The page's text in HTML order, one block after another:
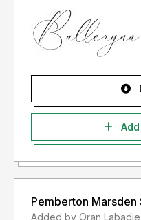
- Lisensi font setelah
terms & condition yang
Informasi tentang Lisensi
silahkan menghubungi
Pemberton Marsden